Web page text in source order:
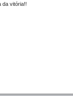
da vitória!!